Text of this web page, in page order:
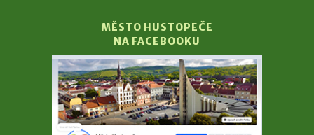
MĚSTO HUSTOPEČE
NA FACEBOOKU